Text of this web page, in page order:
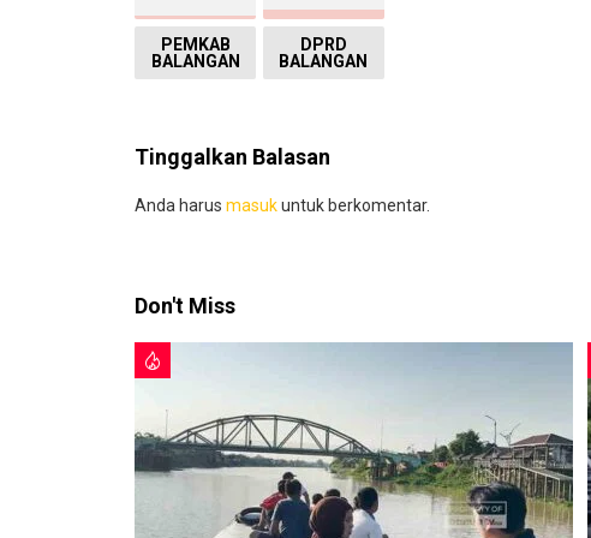
PEMKAB
BALANGAN
DPRD
BALANGAN
Tinggalkan Balasan
Anda harus masukuntuk berkomentar.
Don't Miss